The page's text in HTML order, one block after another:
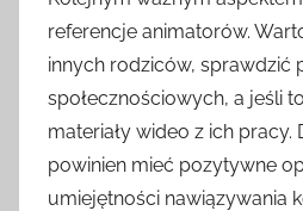
referencje animatorów.
innych rodziców, sprawdzić
społecznościowych, a jeśli
materiały wideo z ich pracy.
powinien mieć pozytywne
umiejętności nawiązywania